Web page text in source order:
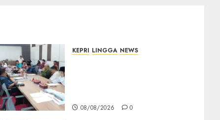
KEPRI LINGGA NEWS
08/08/2026 0